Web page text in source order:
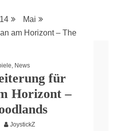
Mai
am Horizont – The
, News
für
Horizont –
JoystickZ